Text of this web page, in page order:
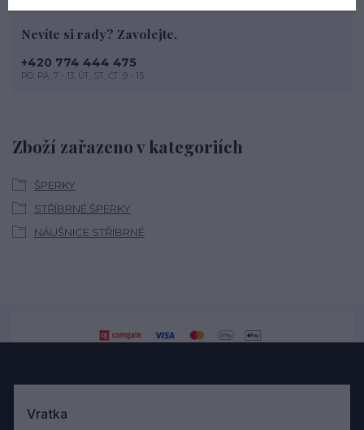
Zboží zařazeno v kategoriích
ŠPERKY
STŘÍBRNÉ ŠPERKY
NÁUŠNICE STŘÍBRNÉ
Nevíte si rady? Zavolejte.
+420 774 444 475
PO, PÁ: 7 - 13, ÚT, ST, ČT: 9 - 15